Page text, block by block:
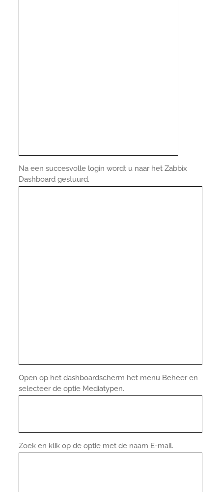
Na een succesvolle login wordt u naar het Zabbix
Dashboard gestuurd.
Open op het dashboardscherm het menu Beheer en
selecteer de optie Mediatypen.
Zoek en klik op de optie met de naam E-mail.